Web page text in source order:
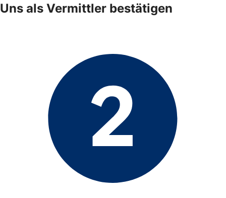
Uns als Vermittler bestätigen